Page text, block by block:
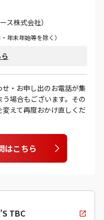
ース株式会社）
年末年始等を除く）
・お申し出のお電話が集
場合もございます。その
えて再度おかけ直しくだ
はこちら
TBC